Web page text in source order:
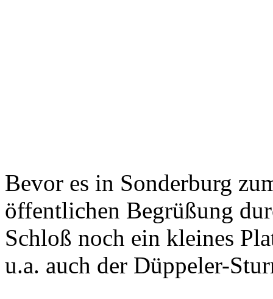
Bevor es in Sonderburg
öffentlichen Begrüßung
Schloß noch ein kleines
u.a. auch der Düppeler-